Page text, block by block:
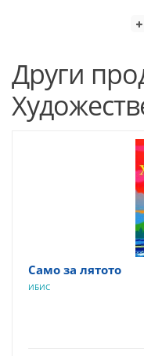
Други
Само за лятото
ИБИС